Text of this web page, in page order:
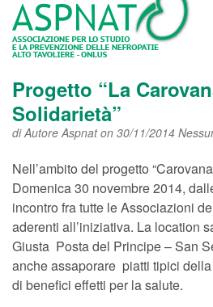
Progetto “La
Solidarietà”
diAutore Aspnaton 30/11/2014
Nell’ambito del progetto
Domenica 30 novembre 2014,
incontro fra tutte le Associazioni
aderenti all’iniziativa. La location
Giusta Posta del Principe – San
anche assaporare piatti tipici
di benefici effetti per la salute.